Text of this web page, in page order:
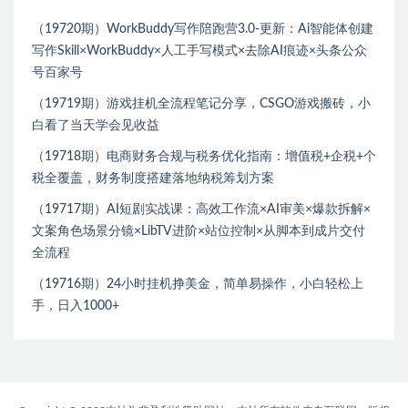
（19720期）WorkBuddy写作陪跑营3.0-更新：Ai智能体创建
写作Skill×WorkBuddy×人工手写模式×去除AI痕迹×头条公众
号百家号
（19719期）游戏挂机全流程笔记分享，CSGO游戏搬砖，小
白看了当天学会见收益
（19718期）电商财务合规与税务优化指南：增值税+企税+个
税全覆盖，财务制度搭建落地纳税筹划方案
（19717期）AI短剧实战课：高效工作流×AI审美×爆款拆解×
文案角色场景分镜×LibTV进阶×站位控制×从脚本到成片交付
全流程
（19716期）24小时挂机挣美金，简单易操作，小白轻松上
手，日入1000+